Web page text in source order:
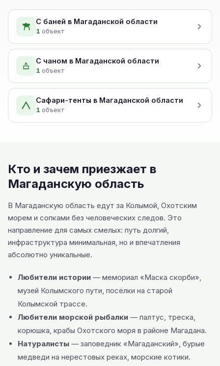
С баней в Магаданской области
1 объект
С чаном в Магаданской области
1 объект
Сафари-тенты в Магаданской области
1 объект
Кто и зачем приезжает в
Магаданскую область
В Магаданскую область едут за Колымой, Охотским
морем и сопками без человеческих следов. Это
направление для самых смелых: путь долгий,
инфраструктура минимальная, но и впечатления
абсолютно уникальные.
Любители истории — мемориал «Маска скорби»,
музей Колымского пути, посёлки на старой
Колымской трассе.
Любители морской рыбалки — палтус, треска,
корюшка, крабы Охотского моря в районе Магадана.
Натуралисты — заповедник «Магаданский», бурые
медведи на нерестовых реках, морские котики.